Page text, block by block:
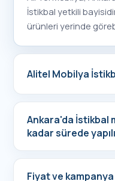
İstikbal yetkili
ürünleri yerinde
Alitel Mobilya
Ankara'da İstikbal
kadar sürede
Fiyat ve